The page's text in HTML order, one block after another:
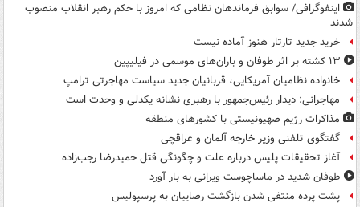
اینفوگرافی/ سوابق فرماندهان نظامی که امروز با حکم رهبر انقلاب منصوب
شدند
خرید جدید تارتار هنوز آماده نیست
۱۳ کشته بر اثر طوفان و باران‌های موسمی در فیلیپین
خانواده نظامیان آمریکایی، قربانیان جدید سیاست مهاجرتی ترامپ
مهاجرانی: دیدار رئیس‌جمهور با رهبری نشانه یکدلی و وحدت است
مذاکرات رژیم صهیونیستی با کشورهای منطقه
گفتگوی تلفنی وزیر خارجه آلمان و عراقچی
آغاز تحقیقات پلیس درباره علت و چگونگی قتل حمیدرضا رجب‌زاده
طوفان شدید در ماساچوست ویرانی به بار آورد
پشت پرده منتفی شدن بازگشت رضاییان به پرسپولیس